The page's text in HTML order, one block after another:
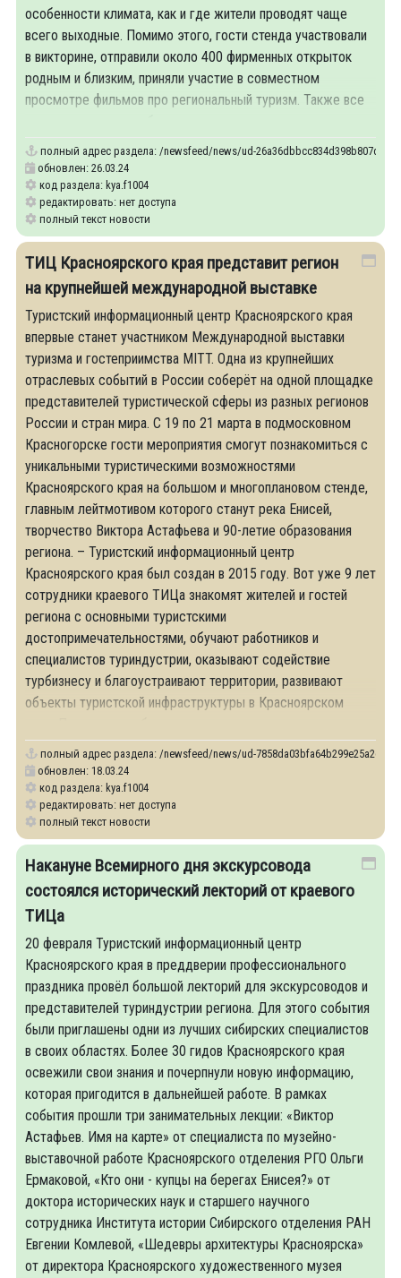
особенности климата, как и где жители проводят чаще
всего выходные. Помимо этого, гости стенда участвовали
в викторине, отправили около 400 фирменных открыток
родным и близким, приняли участие в совместном
просмотре фильмов про региональный туризм. Также все
полный адрес раздела: /newsfeed/news/ud-
обновлен: 26.03.24
код раздела: kya.f1004
редактировать: нет доступа
полный текст новости
ТИЦ Красноярского края представит регион
на крупнейшей международной выставке
Туристский информационный центр Красноярского края
впервые станет участником Международной выставки
туризма и гостеприимства MITT. Одна из крупнейших
отраслевых событий в России соберёт на одной площадке
представителей туристической сферы из разных регионов
России и стран мира. С 19 по 21 марта в подмосковном
Красногорске гости мероприятия смогут познакомиться с
уникальными туристическими возможностями
Красноярского края на большом и многоплановом стенде,
главным лейтмотивом которого станут река Енисей,
творчество Виктора Астафьева и 90-летие образования
региона. – Туристский информационный центр
Красноярского края был создан в 2015 году. Вот уже 9 лет
сотрудники краевого ТИЦа знакомят жителей и гостей
региона с основными туристскими
достопримечательностями, обучают работников и
специалистов туриндустрии, оказывают содействие
турбизнесу и благоустраивают территории, развивают
объекты туристской инфраструктуры в Красноярском
полный адрес раздела: /newsfeed/news/ud-
обновлен: 18.03.24
код раздела: kya.f1004
редактировать: нет доступа
полный текст новости
Накануне Всемирного дня экскурсовода
состоялся исторический лекторий от краевого
ТИЦа
20 февраля Туристский информационный центр
Красноярского края в преддверии профессионального
праздника провёл большой лекторий для экскурсоводов и
представителей туриндустрии региона. Для этого события
были приглашены одни из лучших сибирских специалистов
в своих областях. Более 30 гидов Красноярского края
освежили свои знания и почерпнули новую информацию,
которая пригодится в дальнейшей работе. В рамках
события прошли три занимательных лекции: «Виктор
Астафьев. Имя на карте» от специалиста по музейно-
выставочной работе Красноярского отделения РГО Ольги
Ермаковой, «Кто они - купцы на берегах Енисея?» от
доктора исторических наук и старшего научного
сотрудника Института истории Сибирского отделения РАН
Евгении Комлевой, «Шедевры архитектуры Красноярска»
от директора Красноярского художественного музея